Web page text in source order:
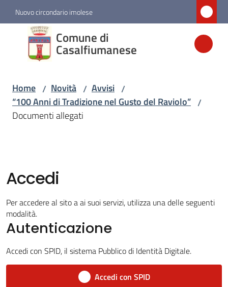
Vai al contenuto
Vai alla navigazione
Vai al footer
Nuovo circondario imolese
Comune di
Casalfiumanese
Comune di
Casalfiumanese
Amministrazione
Casalfiumanese
Home / Novità / Avvisi /
“100 Anni di Tradizione nel Gusto del Raviolo” /
Documenti allegati
Accedi
Per accedere al sito a ai suoi servizi, utilizza una delle seguenti
modalità.
Autenticazione
Accedi con SPID, il sistema Pubblico di Identità Digitale.
Accedi con SPID